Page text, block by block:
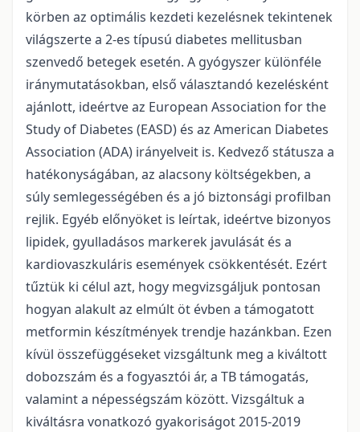
körben az optimális kezdeti kezelésnek tekintenek
világszerte a 2-es típusú diabetes mellitusban
szenvedő betegek esetén. A gyógyszer különféle
iránymutatásokban, első választandó kezelésként
ajánlott, ideértve az European Association for the
Study of Diabetes (EASD) és az American Diabetes
Association (ADA) irányelveit is. Kedvező státusza a
hatékonyságában, az alacsony költségekben, a
súly semlegességében és a jó biztonsági profilban
rejlik. Egyéb előnyöket is leírtak, ideértve bizonyos
lipidek, gyulladásos markerek javulását és a
kardiovaszkuláris események csökkentését. Ezért
tűztük ki célul azt, hogy megvizsgáljuk pontosan
hogyan alakult az elmúlt öt évben a támogatott
metformin készítmények trendje hazánkban. Ezen
kívül összefüggéseket vizsgáltunk meg a kiváltott
dobozszám és a fogyasztói ár, a TB támogatás,
valamint a népességszám között. Vizsgáltuk a
kiváltásra vonatkozó gyakoriságot 2015-2019